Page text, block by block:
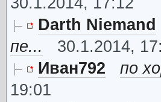
Darth Niemand
пе...
30.1.2014,
Иван792
по
19:01